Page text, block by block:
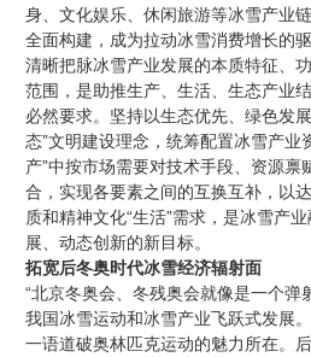
身、文化娱乐、休闲旅游等冰雪产业
全面构建，成为拉动冰雪消费增长的驱
清晰把脉冰雪产业发展的本质特征、
范围，是助推生产、生活、生态产业
必然要求。坚持以生态优先、绿色发
态”文明建设理念，统筹配置冰雪产业
产”中按市场需要对技术手段、资源禀
合，实现各要素之间的互换互补，以
质和精神文化“生活”需求，是冰雪产业
展、动态创新的新目标。
拓宽后冬奥时代冰雪经济辐射面
“北京冬奥会、冬残奥会就像是一个弹
我国冰雪运动和冰雪产业飞跃式发展
一语道破奥林匹克运动的魅力所在。